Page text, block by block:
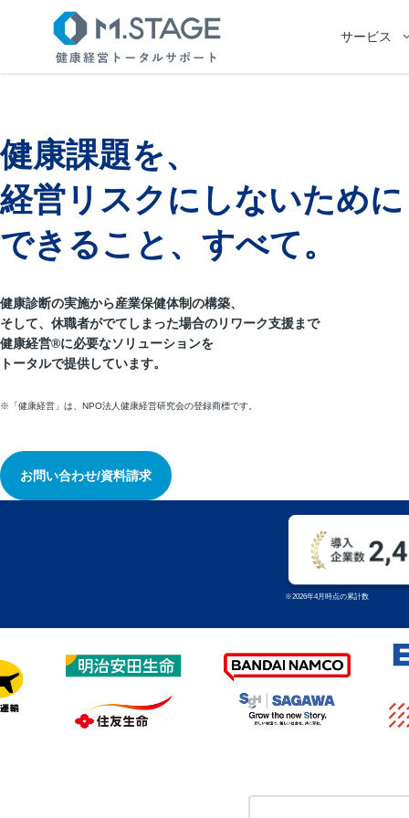
サービス
健康課題を、
経営リスクにしないために
できること、すべて。
健康診断の実施から産業保健体制の構築、
そして、休職者がでてしまった場合のリワーク支援まで
健康経営®に必要なソリューションを
トータルで提供しています。
※「健康経営」は、NPO法人健康経営研究会の登録商標です。
お問い合わせ/資料請求
※2026年4月時点の累計数